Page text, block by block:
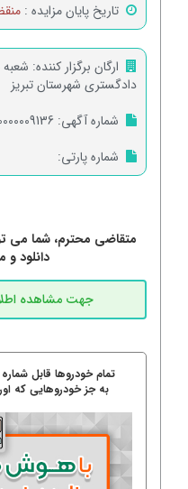
تاریخ پایان مزایده :
ارگان برگزار کننده:
دادگستری شهرستان تبریز
شماره آگهی:
شماره پارتی:
متقاضی محترم، شما می
دانلود و
تمام خودروها قابل
به جز خودروهایی که